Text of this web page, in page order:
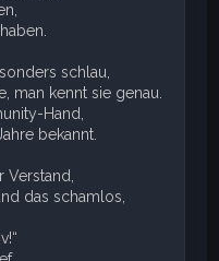
schlau,
man kennt sie genau.
Hand,
bekannt.
Verstand,
das schamlos,